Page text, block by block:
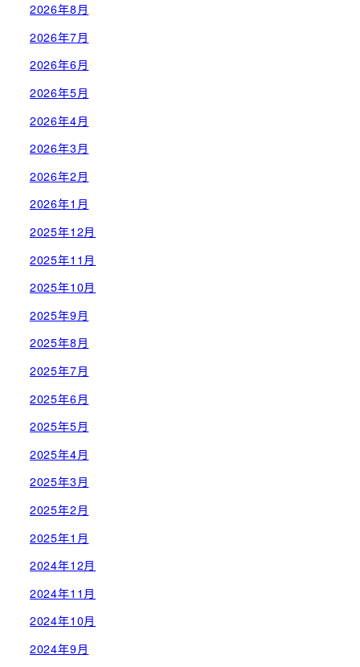
2026年8月
2026年7月
2026年6月
2026年5月
2026年4月
2026年3月
2026年2月
2026年1月
2025年12月
2025年11月
2025年10月
2025年9月
2025年8月
2025年7月
2025年6月
2025年5月
2025年4月
2025年3月
2025年2月
2025年1月
2024年12月
2024年11月
2024年10月
2024年9月